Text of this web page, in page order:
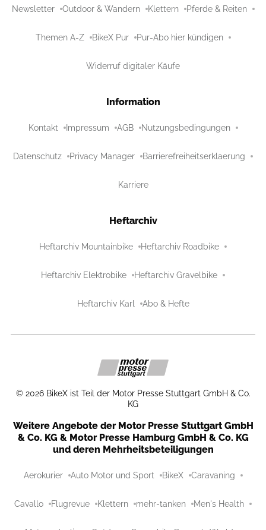
Newsletter Outdoor & Wandern Klettern Pferde & Reiten
Themen A-Z BikeX Pur Pur-Abo hier kündigen
Widerruf digitaler Käufe
Information
Kontakt Impressum AGB Nutzungsbedingungen
Datenschutz Privacy Manager Barrierefreiheitserklaerung
Karriere
Heftarchiv
Heftarchiv Mountainbike Heftarchiv Roadbike
Heftarchiv Elektrobike Heftarchiv Gravelbike
Heftarchiv Karl Abo & Hefte
© 2026 BikeX ist Teil der Motor Presse Stuttgart GmbH & Co.
KG
Weitere Angebote der Motor Presse Stuttgart GmbH
& Co. KG & Motor Presse Hamburg GmbH & Co. KG
und deren Mehrheitsbeteiligungen
Aerokurier Auto Motor und Sport BikeX Caravaning
Cavallo Flugrevue Klettern mehr-tanken Men's Health